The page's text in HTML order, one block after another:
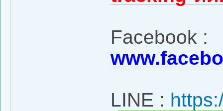
Facebook :
LINE :